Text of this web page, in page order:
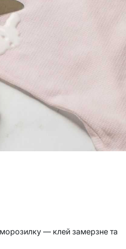
морозилку — клей замерзне та